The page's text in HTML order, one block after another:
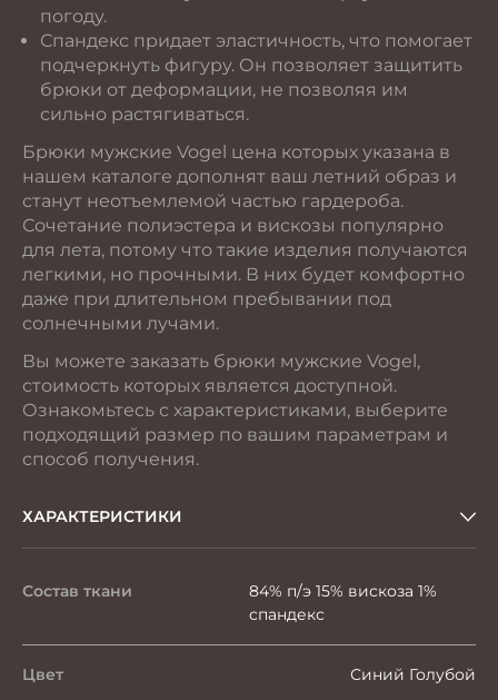
погоду.
Спандекс придает эластичность, что помогает
подчеркнуть фигуру. Он позволяет защитить
брюки от деформации, не позволяя им
сильно растягиваться.
Брюки мужские Vogel цена которых указана в
нашем каталоге дополнят ваш летний образ и
станут неотъемлемой частью гардероба.
Сочетание полиэстера и вискозы популярно
для лета, потому что такие изделия получаются
легкими, но прочными. В них будет комфортно
даже при длительном пребывании под
солнечными лучами.
Вы можете заказать брюки мужские Vogel,
стоимость которых является доступной.
Ознакомьтесь с характеристиками, выберите
подходящий размер по вашим параметрам и
способ получения.
ХАРАКТЕРИСТИКИ
Состав ткани
84% п/э 15% вискоза 1%
спандекс
Цвет Синий Голубой